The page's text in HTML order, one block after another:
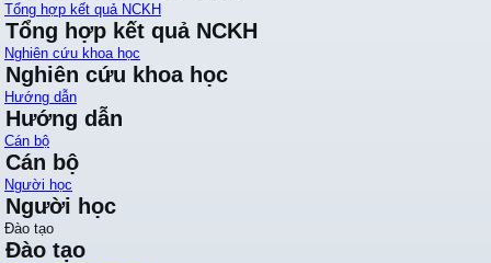
Tổng hợp kết quả NCKH
Tổng hợp kết quả NCKH
Nghiên cứu khoa học
Nghiên cứu khoa học
Hướng dẫn
Hướng dẫn
Cán bộ
Cán bộ
Người học
Người học
Đào tạo
Đào tạo